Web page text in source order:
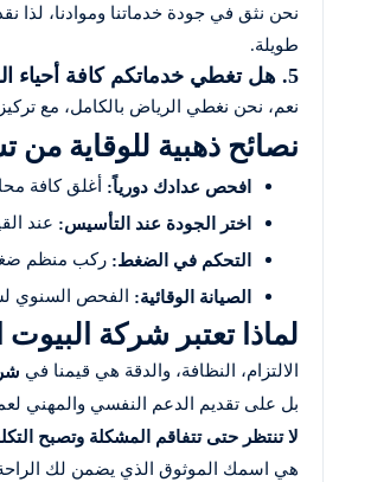
نحن نثق في جودة خدماتنا وموادنا، لذا
طويلة.
5. هل تغطي خدماتكم كافة أحياء الرياض؟
نعم، نحن نغطي الرياض بالكامل، مع
نصائح ذهبية للوقاية من
افحص عدادك دورياً: أغلق كافة
اختر الجودة عند التأسيس: عند
التحكم في الضغط: ركب منظم ضغط
الصيانة الوقائية: الفحص السنوي
لماذا تعتبر شركة
الالتزام، النظافة، والدقة هي قيمنا في
بل على تقديم الدعم النفسي والمهني
لا تنتظر حتى تتفاقم المشكلة وتصبح
هي اسمك الموثوق الذي يضمن لك الراحة